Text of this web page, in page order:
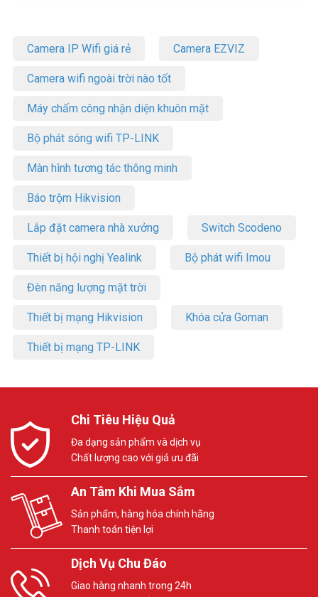
Camera IP Wifi giá rẻ Camera EZVIZ
Camera wifi ngoài trời nào tốt
Máy chấm công nhận diện khuôn mặt
Bộ phát sóng wifi TP-LINK
Màn hình tương tác thông minh
Báo trộm Hikvision
Lắp đặt camera nhà xưởng Switch Scodeno
Thiết bị hội nghị Yealink Bộ phát wifi Imou
Đèn năng lượng mặt trời
Thiết bị mạng Hikvision Khóa cửa Goman
Thiết bị mạng TP-LINK
Chi Tiêu Hiệu Quả
Đa dạng sản phẩm và dịch vụ
Chất lượng cao với giá ưu đãi
An Tâm Khi Mua Sắm
Sản phẩm, hàng hóa chính hãng
Thanh toán tiện lợi
Dịch Vụ Chu Đáo
Giao hàng nhanh trong 24h